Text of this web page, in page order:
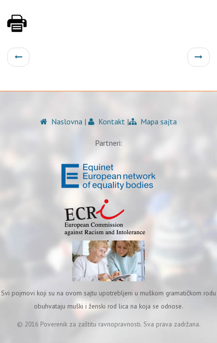
Naslovna | Kontakt | Mapa sajta
Partneri:
Svi pojmovi koji su na ovom sajtu upotrebljeni u muškom gramatičkom rodu
obuhvataju muški i ženski rod lica na koja se odnose.
© 2016 Poverenik za zaštitu ravnopravnosti. Sva prava zadržana.